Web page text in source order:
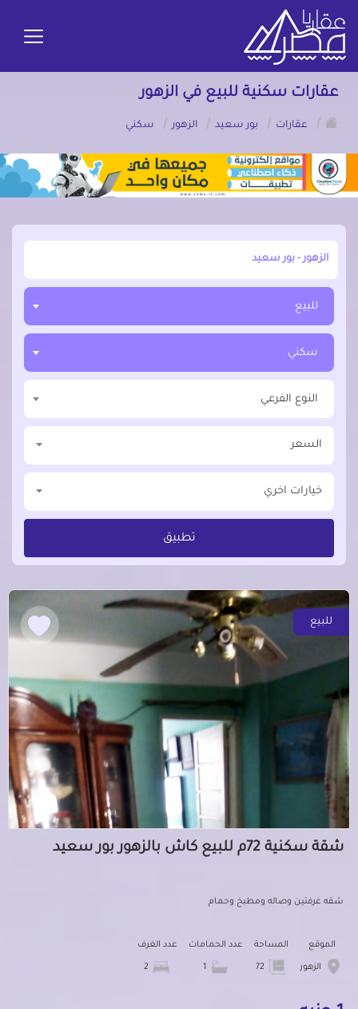
عقارات سكنية للبيع في الزهور
/
عقارات / بور سعيد / الزهور / سكني
أبحث عن مدينة, محافظة, حي
للبيع
سكني
النوع الفرعي
السعر
خيارات اخري
تطبيق
للبيع
شقة سكنية 72م للبيع كاش بالزهور بور سعيد
شقه غرفتين وصاله ومطبخ وحمام
الموقع
الزهور
المساحة عدد الحمامات عدد الغرف